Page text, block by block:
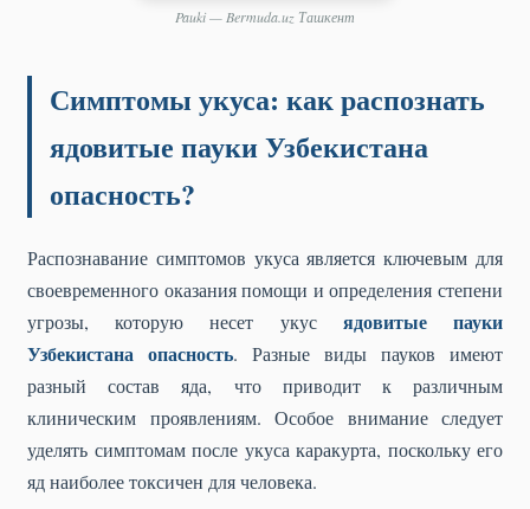
Pauki — Bermuda.uz Ташкент
Симптомы укуса: как распознать
ядовитые пауки Узбекистана
опасность?
Распознавание симптомов укуса является ключевым для
своевременного оказания помощи и определения степени
угрозы, которую несет укус ядовитые пауки
Узбекистана опасность. Разные виды пауков имеют
разный состав яда, что приводит к различным
клиническим проявлениям. Особое внимание следует
уделять симптомам после укуса каракурта, поскольку его
яд наиболее токсичен для человека.